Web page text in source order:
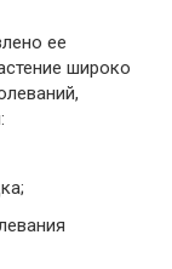
ее
широко